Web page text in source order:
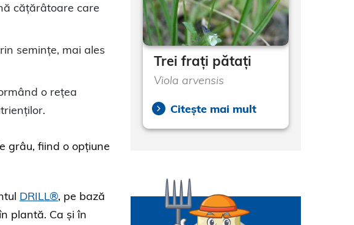
cățărâtoare care
semințe, mai ales
o rețea
grâu, fiind o opțiune
DRILL®, pe bază
plantă. Ca și în
Trei frați pătați
Viola arvensis
Citește mai mult